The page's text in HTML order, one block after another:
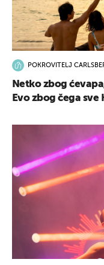
POKROVITELJ
Netko zbog
Evo zbog čega